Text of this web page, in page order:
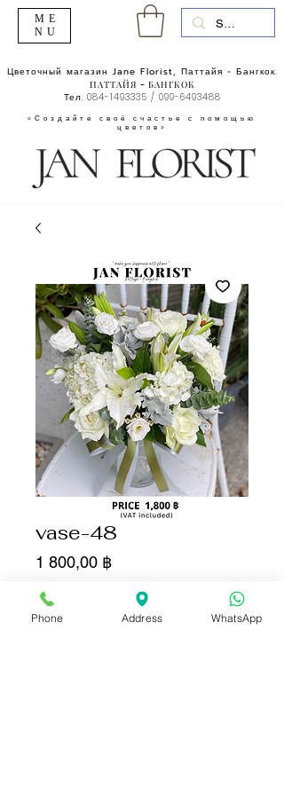
«Создайте своё счастье с помощью
цветов»
Цветочный магазин Jane Florist, Паттайя - Бангкок.
ПАТТАЙЯ - БАНГКОК
Тел. 084-1493335 / 099-6493488
ME
NU
vase-48
1 800,00 ฿Цена
Количество
Phone Address WhatsApp